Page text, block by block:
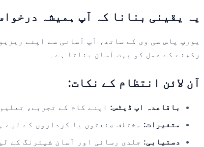
یہ یقینی بنانا کہ آپ ہمیشہ
یورپ پاس سی وی کے ساتھ، آپ آسانی سے اپنے
رکھنے کے عمل کو بہت آسان بناتا ہے۔
آن لائن انتظام کے نکات:
باقاعدہ اپ ڈیٹس: اپنے کام کے تجربے،
متغیرات: مختلف صنعتوں یا کرداروں کے لیے
دستیابی: جلدی رسائی اور آسان شیئرنگ کے